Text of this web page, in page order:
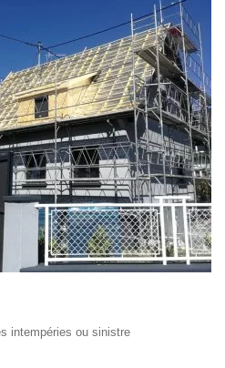
intempéries ou sinistre